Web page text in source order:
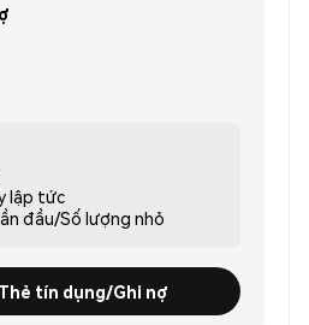
lập tức
đầu/Số lượng nhỏ
tín dụng/Ghi nợ